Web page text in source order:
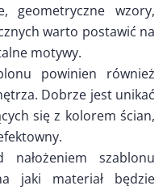
geometryczne wzory,
warto postawić na
motywy.
powinien również
Dobrze jest unikać
się z kolorem ścian,
nałożeniem szablonu
jaki materiał będzie